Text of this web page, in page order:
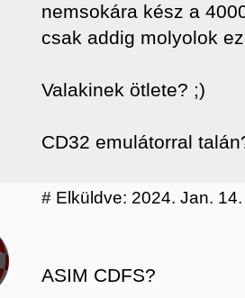
nemsokára kész a
csak addig molyolok
Valakinek ötlete? ;)
CD32 emulátorral
# Elküldve: 2024. Jan.
ASIM CDFS?